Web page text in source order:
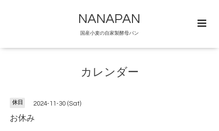
NANAPAN
国産小麦の自家製酵母パン
カレンダー
休日 2024-11-30 (Sat)
お休み